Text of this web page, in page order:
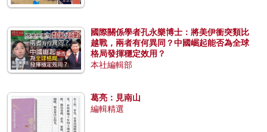
國際關係學者孔永樂博士：將美伊衝突類比
越戰，兩者有何異同？中國崛起能否為全球
格局發揮穩定效用？
本社編輯部
葛亮：見南山
編輯精選